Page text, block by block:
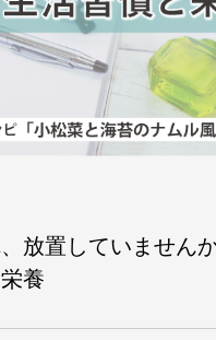
放置していません
養